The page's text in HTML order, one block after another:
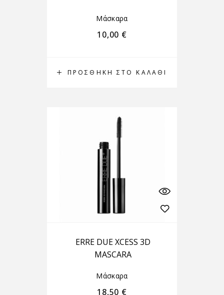
ΠΡΟΣΘΉΚΗ ΣΤΟ ΚΑΛΆΘΙ
Μάσκαρα
10,00 €
ERRE DUE XCESS 3D
MASCARA
Μάσκαρα
18,50 €